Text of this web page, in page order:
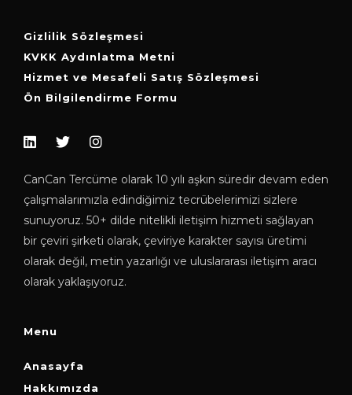
Gizlilik Sözleşmesi
KVKK Aydınlatma Metni
Hizmet ve Mesafeli Satış Sözleşmesi
Ön Bilgilendirme Formu
CanCan Tercüme olarak 10 yılı aşkın süredir devam eden
çalışmalarımızla edindiğimiz tecrübelerimizi sizlere
sunuyoruz. 50+ dilde nitelikli iletişim hizmeti sağlayan
bir çeviri şirketi olarak, çeviriye karakter sayısı üretimi
olarak değil, metin yazarlığı ve uluslararası iletişim aracı
olarak yaklaşıyoruz.
Menu
Anasayfa
Hakkımızda